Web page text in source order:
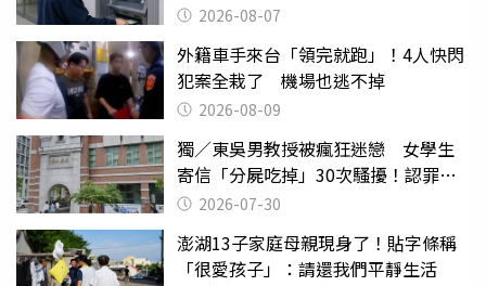
2026-08-07
外籍車手來台「領完就跑」！4人快閃
犯案全栽了 機場也逃不掉
2026-08-09
獨／東吳男教授被瘋狂迷戀 女學生
寄信「分屍吃掉」30次騷擾！認罪免
關 2026-07-30
澎湖13子家庭母親現身了！貼字條稱
「很愛孩子」：請還我們平靜生活